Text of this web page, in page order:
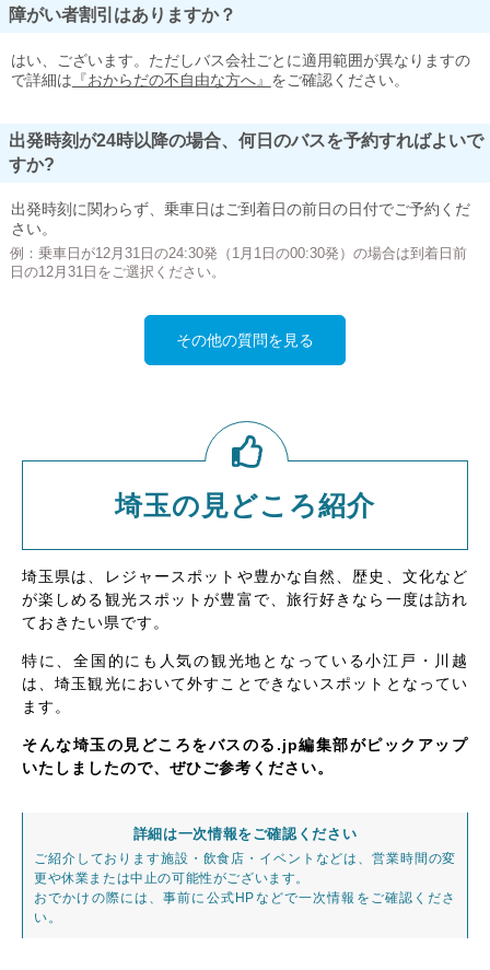
障がい者割引はありますか？
はい、ございます。ただしバス会社ごとに適用範囲が異なりますの
で詳細は 『おからだの不自由な方へ』 をご確認ください。
出発時刻が24時以降の場合、何日のバスを予約すればよいで
すか?
出発時刻に関わらず、乗車日はご到着日の前日の日付でご予約くだ
さい。
例：乗車日が12月31日の24:30発（1月1日の00:30発）の場合は到着日前
日の12月31日をご選択ください。
その他の質問を見る
埼玉の見どころ紹介
埼玉県は、レジャースポットや豊かな自然、歴史、文化など
が楽しめる観光スポットが豊富で、旅行好きなら一度は訪れ
ておきたい県です。
特に、全国的にも人気の観光地となっている小江戸・川越
は、埼玉観光において外すことできないスポットとなってい
ます。
そんな埼玉の見どころをバスのる.jp編集部がピックアップ
いたしましたので、ぜひご参考ください。
詳細は一次情報をご確認ください
ご紹介しております施設・飲食店・イベントなどは、営業時間の変
更や休業または中止の可能性がございます。
おでかけの際には、事前に公式HPなどで一次情報をご確認くださ
い。